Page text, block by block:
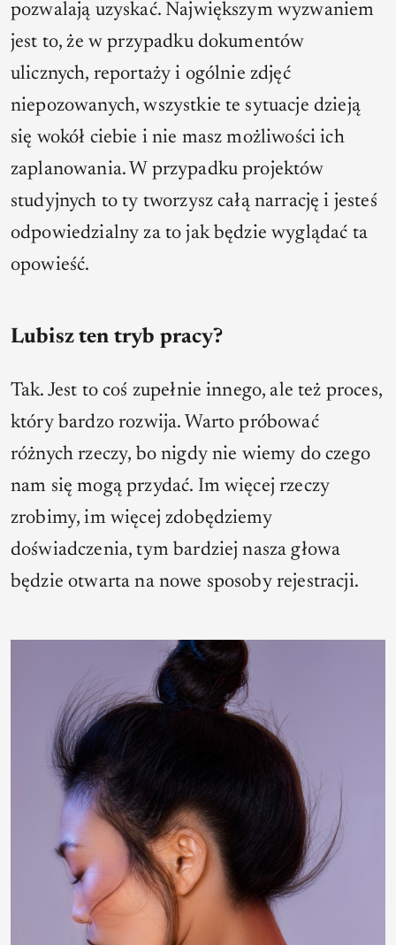
pozwalają uzyskać. Największym wyzwaniem
jest to, że w przypadku dokumentów
ulicznych, reportaży i ogólnie zdjęć
niepozowanych, wszystkie te sytuacje dzieją
się wokół ciebie i nie masz możliwości ich
zaplanowania. W przypadku projektów
studyjnych to ty tworzysz całą narrację i jesteś
odpowiedzialny za to jak będzie wyglądać ta
opowieść.
Lubisz ten tryb pracy?
Tak. Jest to coś zupełnie innego, ale też proces,
który bardzo rozwija. Warto próbować
różnych rzeczy, bo nigdy nie wiemy do czego
nam się mogą przydać. Im więcej rzeczy
zrobimy, im więcej zdobędziemy
doświadczenia, tym bardziej nasza głowa
będzie otwarta na nowe sposoby rejestracji.